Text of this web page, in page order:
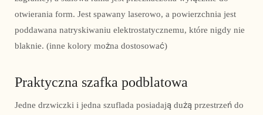
otwierania form. Jest spawany laserowo, a powierzchnia jest
poddawana natryskiwaniu elektrostatycznemu, które nigdy nie
blaknie. (inne kolory można dostosować)
Praktyczna szafka podblatowa
Jedne drzwiczki i jedna szuflada posiadają dużą przestrzeń do